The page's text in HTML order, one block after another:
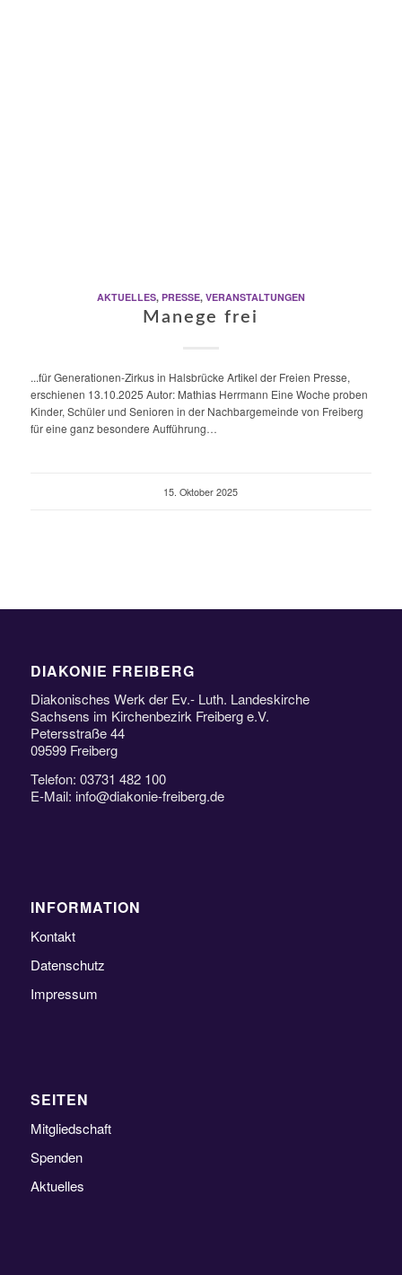
AKTUELLES, PRESSE, VERANSTALTUNGEN
Manege frei
...für Generationen-Zirkus in Halsbrücke Artikel der Freien Presse,
erschienen 13.10.2025 Autor: Mathias Herrmann Eine Woche proben
Kinder, Schüler und Senioren in der Nachbargemeinde von Freiberg
für eine ganz besondere Aufführung…
15. Oktober 2025
DIAKONIE FREIBERG
Diakonisches Werk der Ev.- Luth. Landeskirche
Sachsens im Kirchenbezirk Freiberg e.V.
Petersstraße 44
09599 Freiberg
Telefon: 03731 482 100
E-Mail: info@diakonie-freiberg.de
INFORMATION
Kontakt
Datenschutz
Impressum
SEITEN
Mitgliedschaft
Spenden
Aktuelles